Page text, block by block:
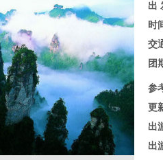
出
时
交
团
参
更
出
出